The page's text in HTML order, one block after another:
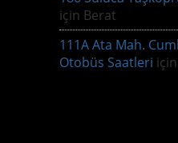
için Berat
111A Ata Mah.
Otobüs Saatleri için